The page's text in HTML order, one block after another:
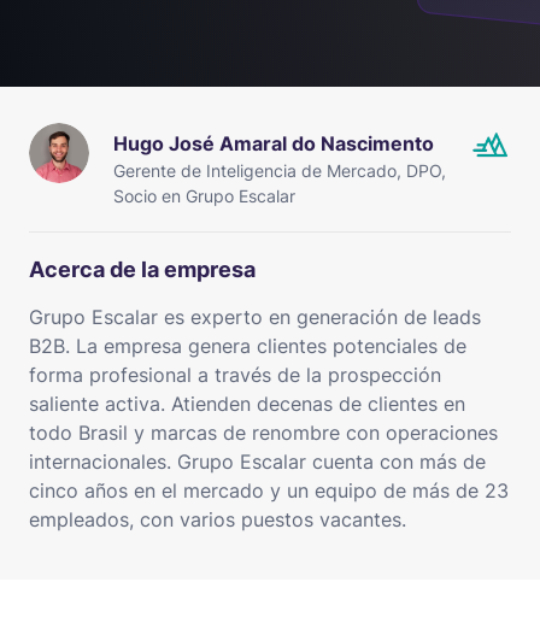
Hugo José Amaral do Nascimento
Gerente de Inteligencia de Mercado, DPO,
Socio en Grupo Escalar
Acerca de la empresa
Grupo Escalar es experto en generación de leads
B2B. La empresa genera clientes potenciales de
forma profesional a través de la prospección
saliente activa. Atienden decenas de clientes en
todo Brasil y marcas de renombre con operaciones
internacionales. Grupo Escalar cuenta con más de
cinco años en el mercado y un equipo de más de 23
empleados, con varios puestos vacantes.